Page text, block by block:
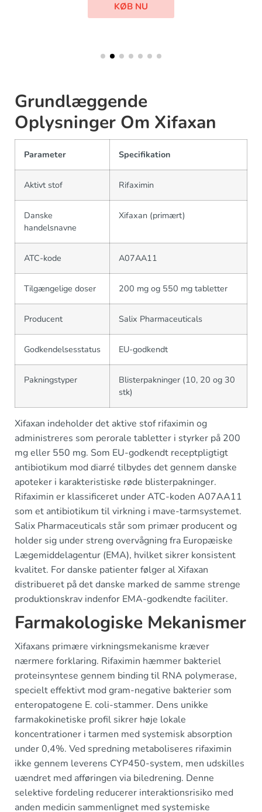
KØB NU
Grundlæggende
Oplysninger Om Xifaxan
Parameter Specifikation
Aktivt stof Rifaximin
Danske
handelsnavne
Xifaxan (primært)
ATC-kode A07AA11
Tilgængelige doser 200 mg og 550 mg tabletter
Producent Salix Pharmaceuticals
Godkendelsesstatus EU-godkendt
Pakningstyper
Blisterpakninger (10, 20 og 30
stk)
Xifaxan indeholder det aktive stof rifaximin og
administreres som perorale tabletter i styrker på 200
mg eller 550 mg. Som EU-godkendt receptpligtigt
antibiotikum mod diarré tilbydes det gennem danske
apoteker i karakteristiske røde blisterpakninger.
Rifaximin er klassificeret under ATC-koden A07AA11
som et antibiotikum til virkning i mave-tarmsystemet.
Salix Pharmaceuticals står som primær producent og
holder sig under streng overvågning fra Europæiske
Lægemiddelagentur (EMA), hvilket sikrer konsistent
kvalitet. For danske patienter følger al Xifaxan
distribueret på det danske marked de samme strenge
produktionskrav indenfor EMA-godkendte faciliter.
Farmakologiske Mekanismer
Xifaxans primære virkningsmekanisme kræver
nærmere forklaring. Rifaximin hæmmer bakteriel
proteinsyntese gennem binding til RNA polymerase,
specielt effektivt mod gram-negative bakterier som
enteropatogene E. coli-stammer. Dens unikke
farmakokinetiske profil sikrer høje lokale
koncentrationer i tarmen med systemisk absorption
under 0,4%. Ved spredning metaboliseres rifaximin
ikke gennem leverens CYP450-system, men udskilles
uændret med afføringen via biledrening. Denne
selektive fordeling reducerer interaktionsrisiko med
anden medicin sammenlignet med systemiske